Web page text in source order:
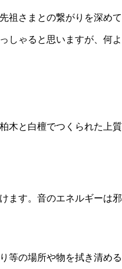
祖さまとの繋がりを深めて
しゃると思いますが、何
木と白檀でつくられた上
ます。音のエネルギーは邪
等の場所や物を拭き清め